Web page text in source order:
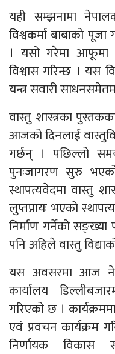
यही सम्झनामा
विश्वकर्मा बाबाको
। यसो गरेमा आफूमा
विश्वास गरिन्छ । यस
यन्त्र सवारी
वास्तु शास्त्रका
आजको दिनलाई
गर्छन् । पछिल्लो
पुनःजागरण सुरु
स्थापत्यवेदमा वास्तु
लुप्तप्रायः भएको
निर्माण गर्नेको
पनि अहिले वास्तु
यस अवसरमा आज
कार्यालय
गरिएको छ ।
एवं प्रवचन कार्यक्रम
निर्णायक विकास